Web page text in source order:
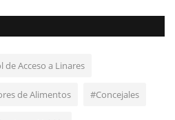
de Acceso a Linares
de Alimentos #Concejales